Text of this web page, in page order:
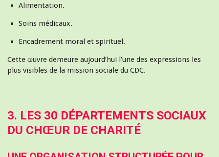
Alimentation.
Soins médicaux.
Encadrement moral et spirituel.
Cette œuvre demeure aujourd’hui l’une des expressions les
plus visibles de la mission sociale du CDC.
3. LES 30 DÉPARTEMENTS SOCIAUX
DU CHŒUR DE CHARITÉ